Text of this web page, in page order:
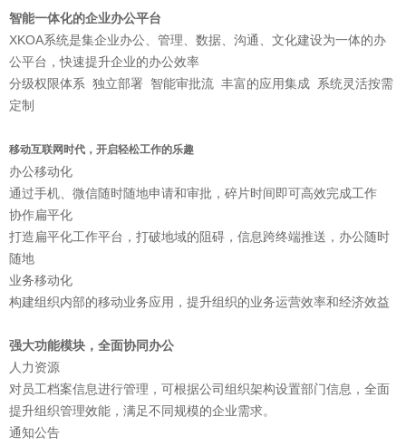
智能一体化的企业办公平台
XKOA系统是集企业办公、管理、数据、沟通、文化建设为一体的办
公平台，快速提升企业的办公效率
分级权限体系 独立部署 智能审批流 丰富的应用集成 系统灵活按需
定制
移动互联网时代，开启轻松工作的乐趣
办公移动化
通过手机、微信随时随地申请和审批，碎片时间即可高效完成工作
协作扁平化
打造扁平化工作平台，打破地域的阻碍，信息跨终端推送，办公随时
随地
业务移动化
构建组织内部的移动业务应用，提升组织的业务运营效率和经济效益
强大功能模块，全面协同办公
人力资源
对员工档案信息进行管理，可根据公司组织架构设置部门信息，全面
提升组织管理效能，满足不同规模的企业需求。
通知公告